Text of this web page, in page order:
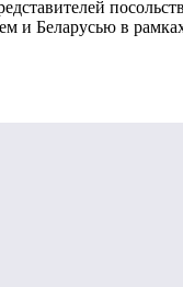
и Беларусью в